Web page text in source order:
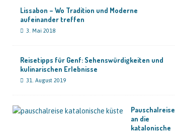
Lissabon – Wo Tradition und Moderne
aufeinander treffen
3. Mai 2018
Reisetipps für Genf: Sehenswürdigkeiten und
kulinarischen Erlebnisse
31. August 2019
Pauschalreise
an die
katalonische